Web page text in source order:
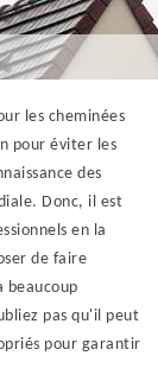
les cheminées
pour éviter les
des
Donc, il est
en la
de faire
beaucoup
pas qu'il peut
pour garantir